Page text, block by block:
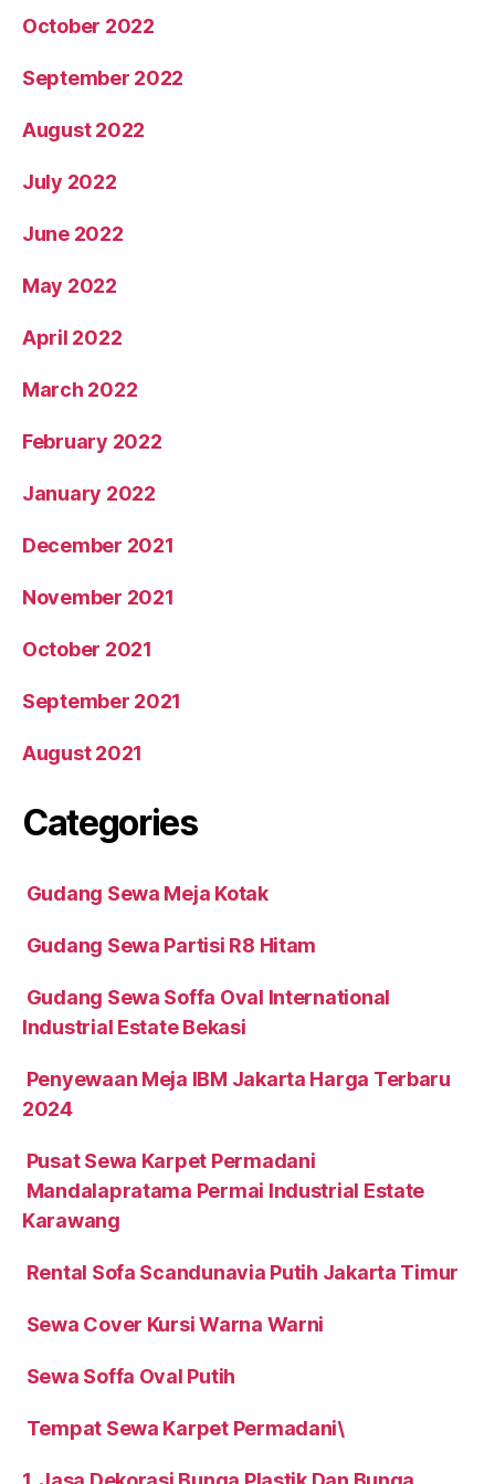
October 2022
September 2022
August 2022
July 2022
June 2022
May 2022
April 2022
March 2022
February 2022
January 2022
December 2021
November 2021
October 2021
September 2021
August 2021
Categories
Gudang Sewa Meja Kotak
Gudang Sewa Partisi R8 Hitam
Gudang Sewa Soffa Oval International
Industrial Estate Bekasi
Penyewaan Meja IBM Jakarta Harga Terbaru
2024
Pusat Sewa Karpet Permadani
Mandalapratama Permai Industrial Estate
Karawang
Rental Sofa Scandunavia Putih Jakarta Timur
Sewa Cover Kursi Warna Warni
Sewa Soffa Oval Putih
Tempat Sewa Karpet Permadani\